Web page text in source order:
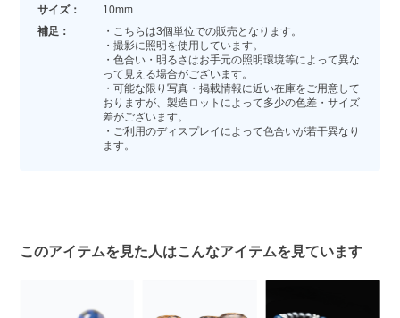
サイズ：
10mm
補足：
・こちらは3個単位での販売となります。
・撮影に照明を使用しています。
・色合い・明るさはお手元の照明環境等によって異な
って見える場合がございます。
・可能な限り写真・掲載情報に近い在庫をご用意して
おりますが、製造ロットによって多少の色差・サイズ
差がございます。
・ご利用のディスプレイによって色合いが若干異なり
ます。
このアイテムを見た人はこんなアイテムを見ています